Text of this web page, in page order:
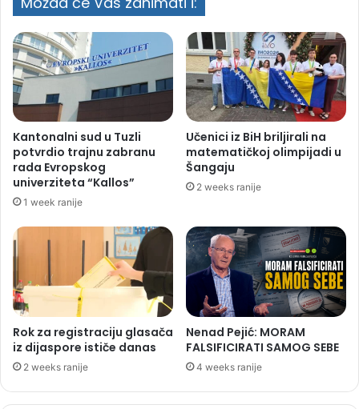
Kantonalni sud u Tuzli
potvrdio trajnu zabranu
rada Evropskog
univerziteta “Kallos”
1 week ranije
Učenici iz BiH briljirali na
matematičkoj olimpijadi u
Šangaju
2 weeks ranije
Rok za registraciju glasača
iz dijaspore ističe danas
2 weeks ranije
Nenad Pejić: MORAM
FALSIFICIRATI SAMOG SEBE
4 weeks ranije